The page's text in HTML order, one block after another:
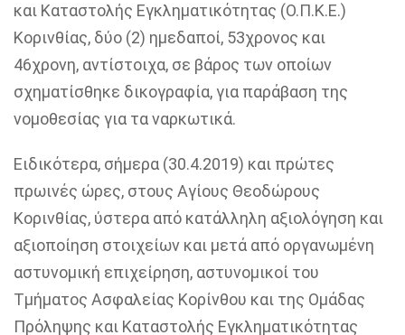
και Καταστολής Εγκληματικότητας (Ο.Π.Κ.Ε.)
Κορινθίας, δύο (2) ημεδαποί, 53χρονος και
46χρονη, αντίστοιχα, σε βάρος των οποίων
σχηματίσθηκε δικογραφία, για παράβαση της
νομοθεσίας για τα ναρκωτικά.
Ειδικότερα, σήμερα (30.4.2019) και πρώτες
πρωινές ώρες, στους Αγίους Θεοδώρους
Κορινθίας, ύστερα από κατάλληλη αξιολόγηση και
αξιοποίηση στοιχείων και μετά από οργανωμένη
αστυνομική επιχείρηση, αστυνομικοί του
Τμήματος Ασφαλείας Κορίνθου και της Ομάδας
Πρόληψης και Καταστολής Εγκληματικότητας